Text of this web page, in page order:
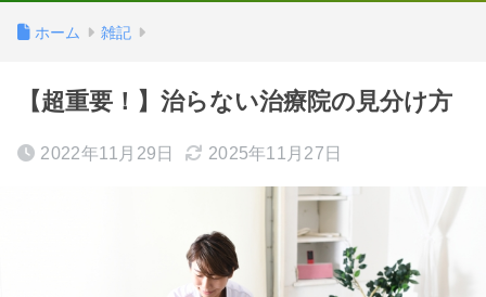
ホーム 雑記
【超重要！】治らない治療院の見分け方
2022年11月29日 2025年11月27日